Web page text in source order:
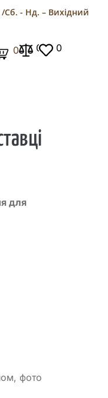
/Сб. - Нд. – Вихідний
0 0 0
для
фото